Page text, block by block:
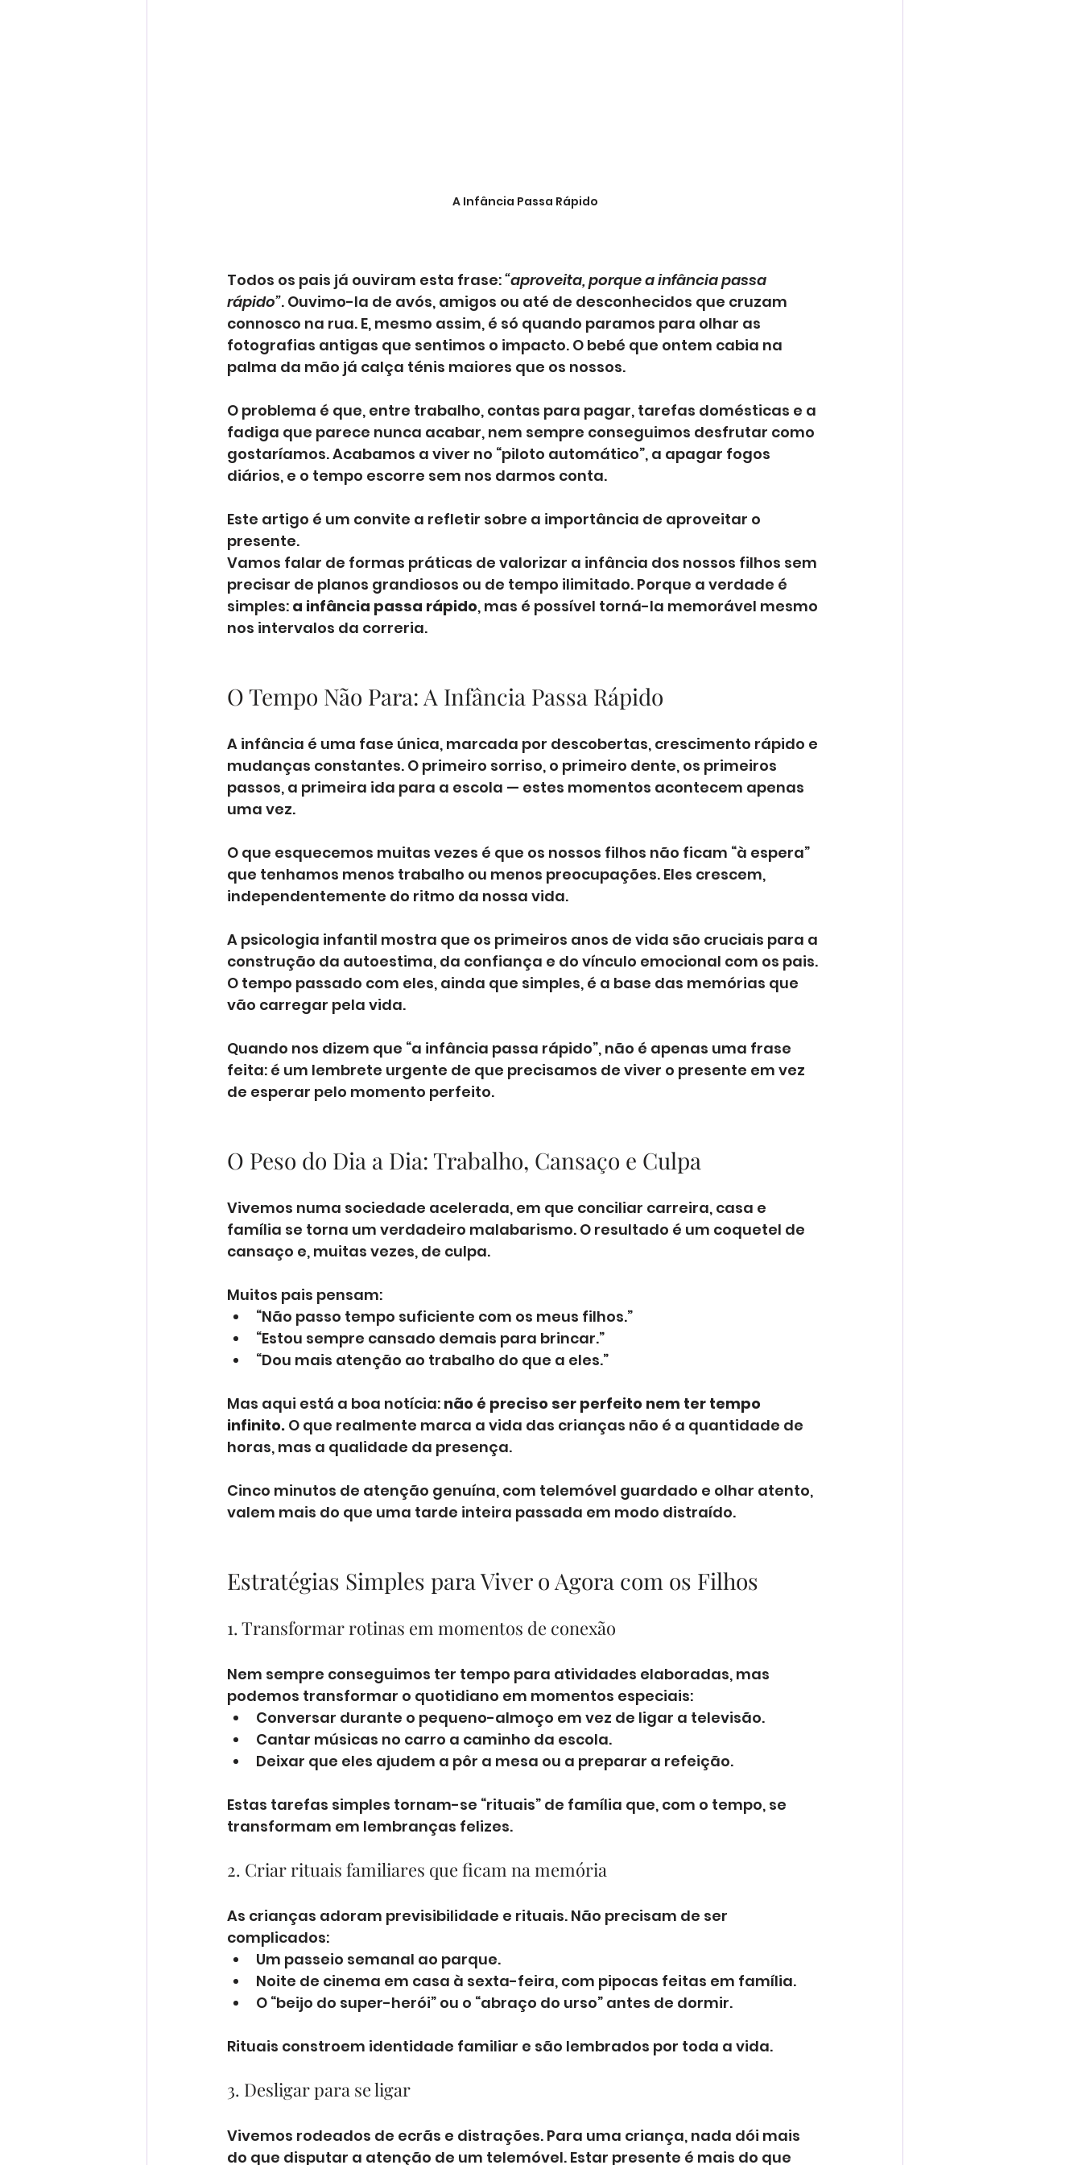
A Infância Passa Rápido
Todos os pais já ouviram esta frase: “aproveita, porque a infância passa
rápido”. Ouvimo-la de avós, amigos ou até de desconhecidos que cruzam
connosco na rua. E, mesmo assim, é só quando paramos para olhar as
fotografias antigas que sentimos o impacto. O bebé que ontem cabia na
palma da mão já calça ténis maiores que os nossos.
O problema é que, entre trabalho, contas para pagar, tarefas domésticas e a
fadiga que parece nunca acabar, nem sempre conseguimos desfrutar como
gostaríamos. Acabamos a viver no “piloto automático”, a apagar fogos
diários, e o tempo escorre sem nos darmos conta.
Este artigo é um convite a refletir sobre a importância de aproveitar o
presente.
Vamos falar de formas práticas de valorizar a infância dos nossos filhos sem
precisar de planos grandiosos ou de tempo ilimitado. Porque a verdade é
simples: a infância passa rápido, mas é possível torná-la memorável mesmo
nos intervalos da correria.
O Tempo Não Para: A Infância Passa Rápido
A infância é uma fase única, marcada por descobertas, crescimento rápido e
mudanças constantes. O primeiro sorriso, o primeiro dente, os primeiros
passos, a primeira ida para a escola — estes momentos acontecem apenas
uma vez.
O que esquecemos muitas vezes é que os nossos filhos não ficam “à espera”
que tenhamos menos trabalho ou menos preocupações. Eles crescem,
independentemente do ritmo da nossa vida.
A psicologia infantil mostra que os primeiros anos de vida são cruciais para a
construção da autoestima, da confiança e do vínculo emocional com os pais.
O tempo passado com eles, ainda que simples, é a base das memórias que
vão carregar pela vida.
Quando nos dizem que “a infância passa rápido”, não é apenas uma frase
feita: é um lembrete urgente de que precisamos de viver o presente em vez
de esperar pelo momento perfeito.
O Peso do Dia a Dia: Trabalho, Cansaço e Culpa
Vivemos numa sociedade acelerada, em que conciliar carreira, casa e
família se torna um verdadeiro malabarismo. O resultado é um coquetel de
cansaço e, muitas vezes, de culpa.
Muitos pais pensam:
“Não passo tempo suficiente com os meus filhos.”
“Estou sempre cansado demais para brincar.”
“Dou mais atenção ao trabalho do que a eles.”
Mas aqui está a boa notícia: não é preciso ser perfeito nem ter tempo
infinito. O que realmente marca a vida das crianças não é a quantidade de
horas, mas a qualidade da presença.
Cinco minutos de atenção genuína, com telemóvel guardado e olhar atento,
valem mais do que uma tarde inteira passada em modo distraído.
Estratégias Simples para Viver o Agora com os Filhos
1. Transformar rotinas em momentos de conexão
Nem sempre conseguimos ter tempo para atividades elaboradas, mas
podemos transformar o quotidiano em momentos especiais:
Conversar durante o pequeno-almoço em vez de ligar a televisão.
Cantar músicas no carro a caminho da escola.
Deixar que eles ajudem a pôr a mesa ou a preparar a refeição.
Estas tarefas simples tornam-se “rituais” de família que, com o tempo, se
transformam em lembranças felizes.
2. Criar rituais familiares que ficam na memória
As crianças adoram previsibilidade e rituais. Não precisam de ser
complicados:
Um passeio semanal ao parque.
Noite de cinema em casa à sexta-feira, com pipocas feitas em família.
O “beijo do super-herói” ou o “abraço do urso” antes de dormir.
Rituais constroem identidade familiar e são lembrados por toda a vida.
3. Desligar para se ligar
Vivemos rodeados de ecrãs e distrações. Para uma criança, nada dói mais
do que disputar a atenção de um telemóvel. Estar presente é mais do que